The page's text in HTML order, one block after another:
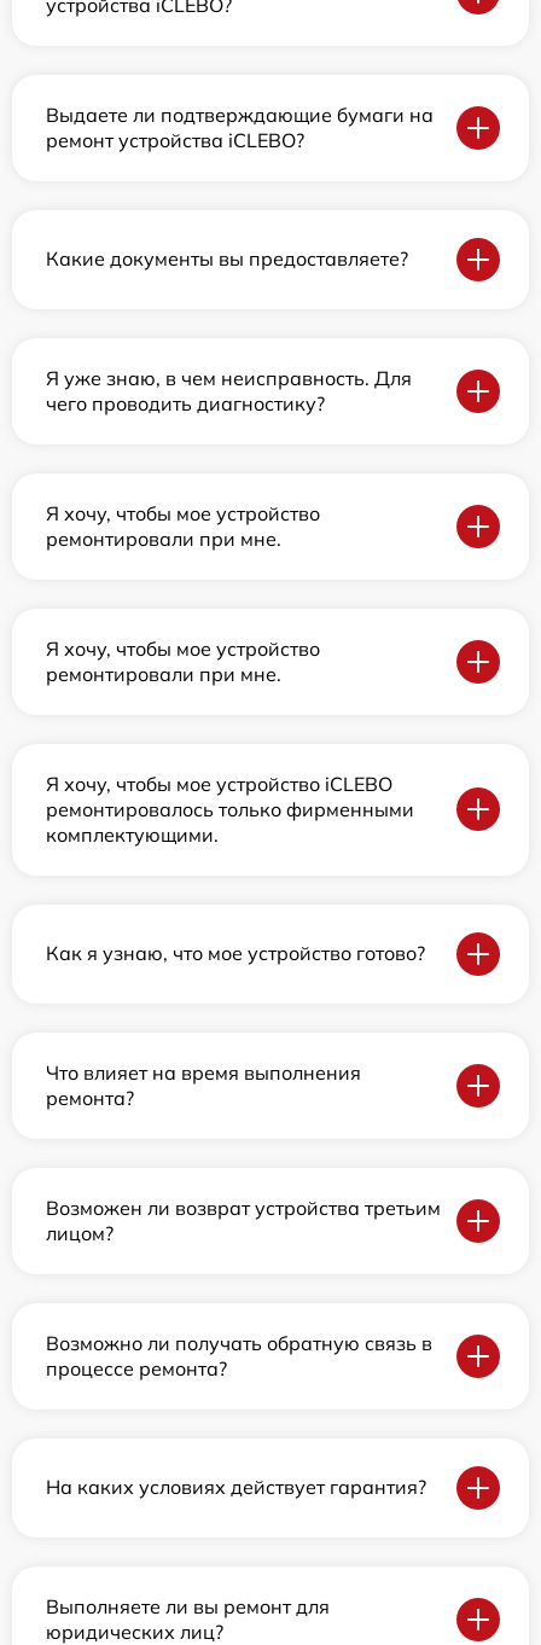
Выдаете ли подтверждающие бумаги на
ремонт устройства iCLEBO?
Какие документы вы предоставляете?
Я уже знаю, в чем неисправность. Для
чего проводить диагностику?
Я хочу, чтобы мое устройство
ремонтировали при мне.
Я хочу, чтобы мое устройство
ремонтировали при мне.
Я хочу, чтобы мое устройство iCLEBO
ремонтировалось только фирменными
комплектующими.
Как я узнаю, что мое устройство готово?
Что влияет на время выполнения
ремонта?
Возможен ли возврат устройства третьим
лицом?
Возможно ли получать обратную связь в
процессе ремонта?
На каких условиях действует гарантия?
Выполняете ли вы ремонт для
юридических лиц?